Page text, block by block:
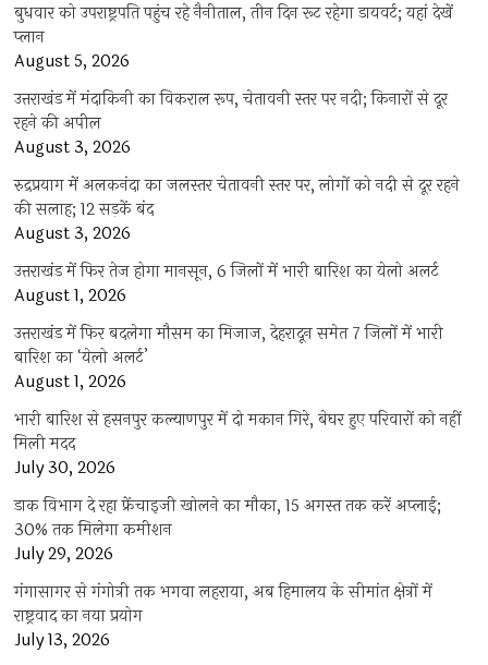
बुधवार को उपराष्ट्रपति पहुंच रहे नैनीताल, तीन दिन रूट रहेगा डायवर्ट; यहां देखें
प्‍लान
August 5, 2026
उत्तराखंड में मंदाकिनी का विकराल रूप, चेतावनी स्तर पर नदी; किनारों से दूर
रहने की अपील
August 3, 2026
रुद्रप्रयाग में अलकनंदा का जलस्तर चेतावनी स्तर पर, लोगों को नदी से दूर रहने
की सलाह; 12 सड़कें बंद
August 3, 2026
उत्तराखंड में फिर तेज होगा मानसून, 6 जिलों में भारी बारिश का येलो अलर्ट
August 1, 2026
उत्तराखंड में फिर बदलेगा मौसम का मिजाज, देहरादून समेत 7 जिलों में भारी
बारिश का ‘येलो अलर्ट’
August 1, 2026
भारी बारिश से हसनपुर कल्याणपुर में दो मकान गिरे, बेघर हुए परिवारों को नहीं
मिली मदद
July 30, 2026
डाक विभाग दे रहा फ्रेंचाइजी खोलने का मौका, 15 अगस्त तक करें अप्लाई;
30% तक मिलेगा कमीशन
July 29, 2026
गंगासागर से गंगोत्री तक भगवा लहराया, अब हिमालय के सीमांत क्षेत्रों में
राष्ट्रवाद का नया प्रयोग
July 13, 2026